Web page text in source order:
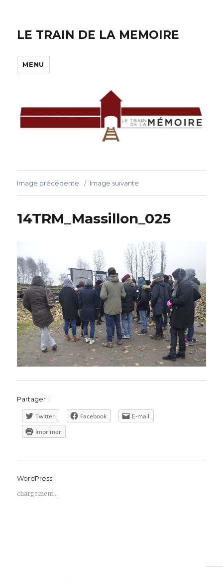
LE TRAIN DE LA MEMOIRE
MENU
Image précédente Image suivante
14TRM_Massillon_025
Partager :
Twitter Facebook
E-mail
Imprimer
WordPress:
chargement…